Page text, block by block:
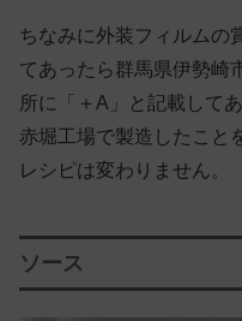
ちなみに外装フィルムの
てあったら群馬県伊勢崎
所に「＋A」と記載して
赤堀工場で製造したこと
レシピは変わりません。
ソース